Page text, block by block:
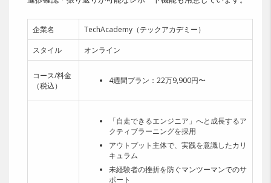
企業名
TechAcademy（テックアカデミー）
スタイル
オンライン
コース/料金
（税込）
4週間プラン：22万9,900円〜
「自走できるエンジニア」へと成長するア
クティブラーニングを採用
アウトプット主体で、実践を意識したカリ
キュラム
未経験者の挫折を防ぐマンツーマンでのサ
ポート